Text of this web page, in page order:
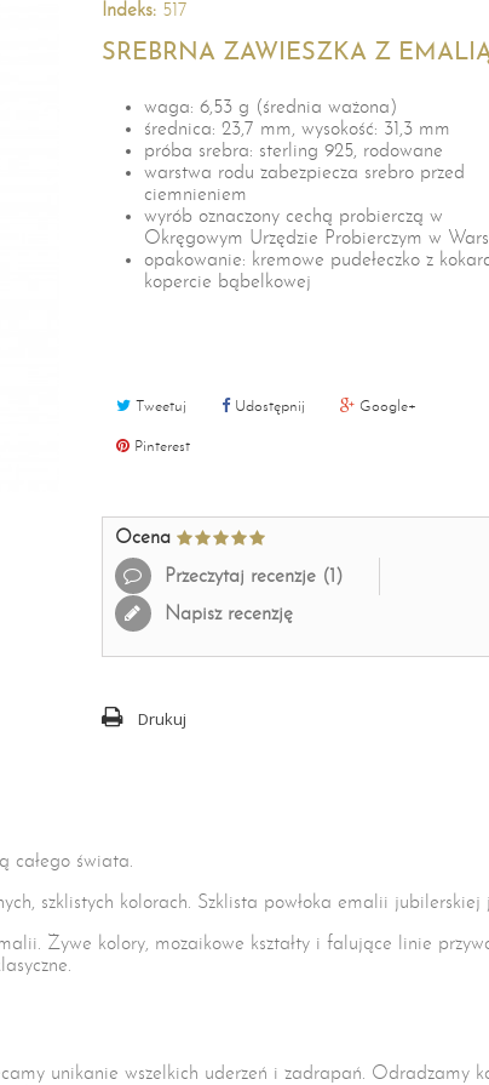
Indeks: 517
SREBRNA ZAWIESZKA Z
waga: 6,53 g (średnia ważona)
średnica: 23,7 mm, wysokość: 31,3 mm
próba srebra: sterling 925, rodowane
warstwa rodu zabezpiecza srebro przed
ciemnieniem
wyrób oznaczony cechą probierczą w
Okręgowym Urzędzie Probierczym w
opakowanie: kremowe pudełeczko z
kopercie bąbelkowej
Tweetuj Udostępnij Google+
Pinterest
Ocena
Przeczytaj recenzje ( )
Napisz recenzję
Drukuj
całego świata.
szklistych kolorach. Szklista powłoka emalii jubilerskiej
Żywe kolory, mozaikowe kształty i falujące linie
unikanie wszelkich uderzeń i zadrapań. Odradzamy